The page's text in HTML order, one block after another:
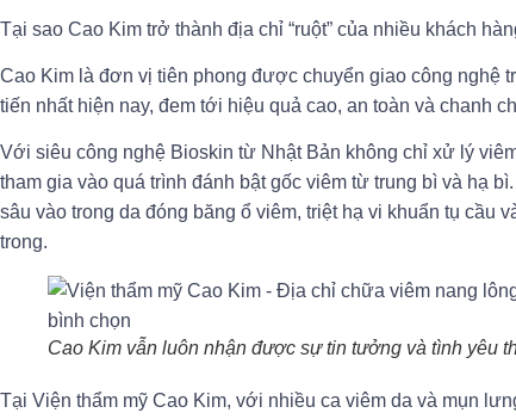
Tại sao Cao Kim trở thành địa chỉ “ruột” của nhiều khách
Cao Kim là đơn vị tiên phong được chuyển giao công nghệ
tiến nhất hiện nay, đem tới hiệu quả cao, an toàn và chanh
Với siêu công nghệ Bioskin từ Nhật Bản không chỉ xử lý
tham gia vào quá trình đánh bật gốc viêm từ trung bì và hạ
sâu vào trong da đóng băng ổ viêm, triệt hạ vi khuẩn tụ cầu
trong.
Cao Kim vẫn luôn nhận được sự tin tưởng và tình yêu
Tại Viện thẩm mỹ Cao Kim, với nhiều ca viêm da và mụn